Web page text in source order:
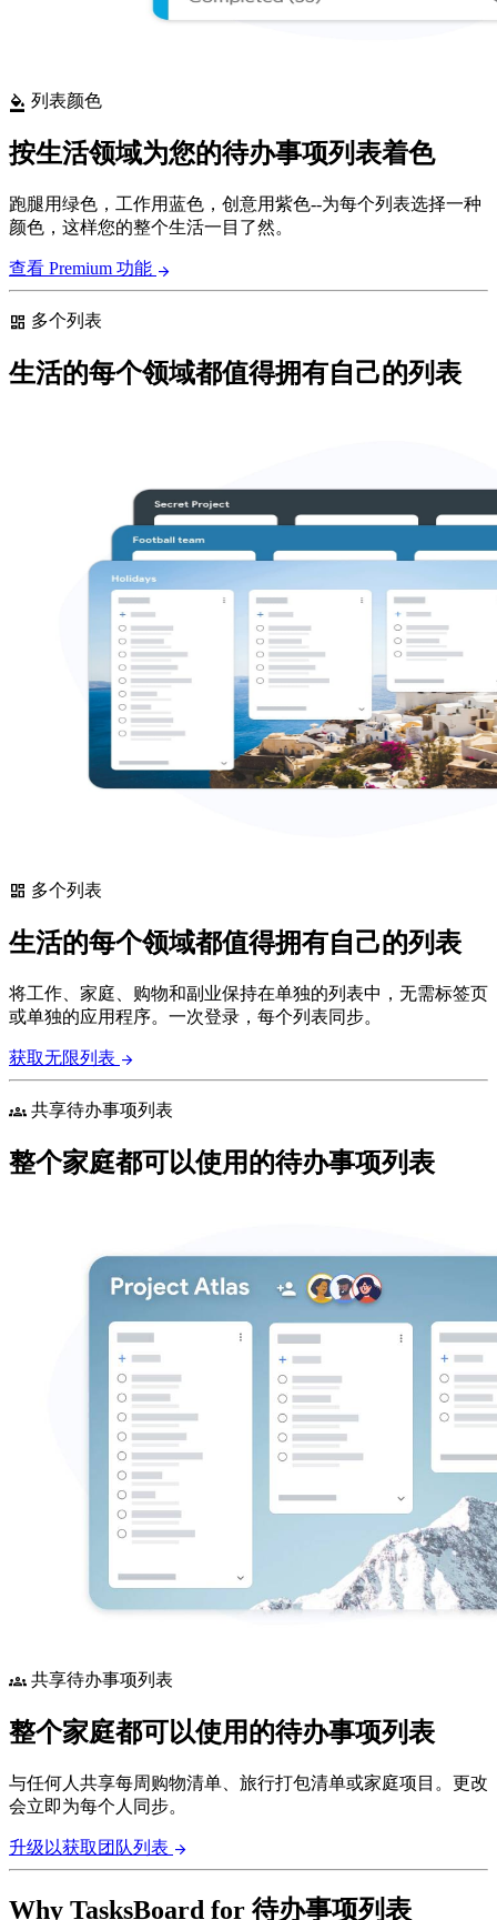
format_color_fill 列表颜色
按生活领域为您的待办事项列表着色
跑腿用绿色，工作用蓝色，创意用紫色--为每个列表选择一种
颜色，这样您的整个生活一目了然。
查看 Premium 功能 arrow_forward
dashboard 多个列表
生活的每个领域都值得拥有自己的列表
dashboard 多个列表
生活的每个领域都值得拥有自己的列表
将工作、家庭、购物和副业保持在单独的列表中，无需标签页
或单独的应用程序。一次登录，每个列表同步。
获取无限列表 arrow_forward
groups 共享待办事项列表
整个家庭都可以使用的待办事项列表
groups 共享待办事项列表
整个家庭都可以使用的待办事项列表
与任何人共享每周购物清单、旅行打包清单或家庭项目。更改
会立即为每个人同步。
升级以获取团队列表 arrow_forward
Why TasksBoard for 待办事项列表